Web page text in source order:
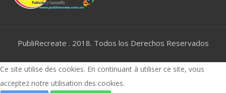
PubliRecreate . 2018. Todos los Derechos Reservados
Ce site utilise des cookies. En continuant à utiliser ce site, vous
acceptez notre utilisation des cookies.